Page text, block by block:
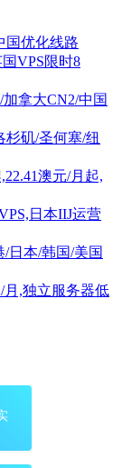
国优化线路
VPS限时8
拿大CN2/中国
杉矶/圣何塞/纽
澳元/月起,
日本IIJ运营
/日本/韩国/美国
月,独立服务器低